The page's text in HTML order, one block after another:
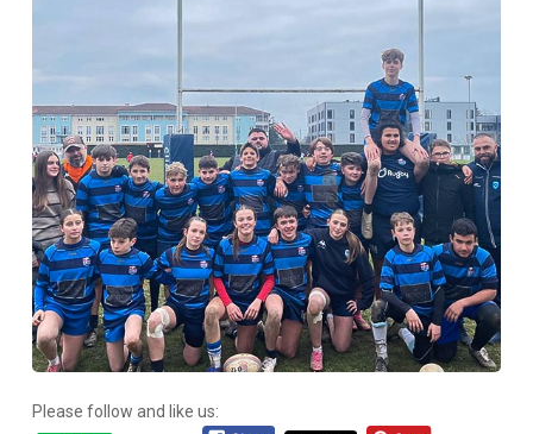
Please follow and like us: